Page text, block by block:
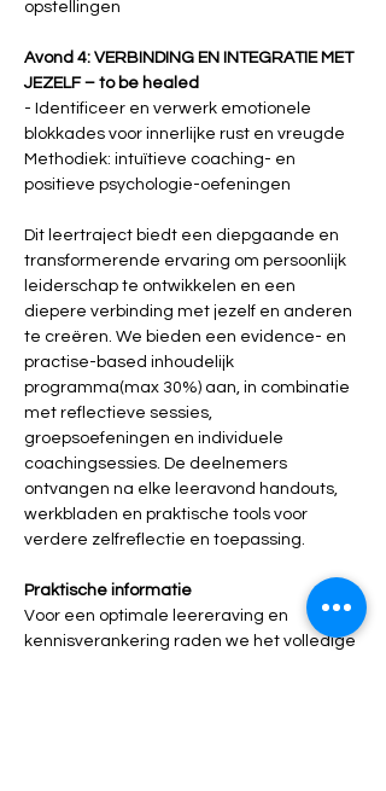
opstellingen
Avond 4: VERBINDING EN INTEGRATIE MET
JEZELF – to be healed
- Identificeer en verwerk emotionele
blokkades voor innerlijke rust en vreugde
Methodiek: intuïtieve coaching- en
positieve psychologie-oefeningen
Dit leertraject biedt een diepgaande en
transformerende ervaring om persoonlijk
leiderschap te ontwikkelen en een
diepere verbinding met jezelf en anderen
te creëren. We bieden een evidence- en
practise-based inhoudelijk
programma(max 30%) aan, in combinatie
met reflectieve sessies,
groepsoefeningen en individuele
coachingsessies. De deelnemers
ontvangen na elke leeravond handouts,
werkbladen en praktische tools voor
verdere zelfreflectie en toepassing.
Praktische informatie
Voor een optimale leereraving en
kennisverankering raden we het volledige